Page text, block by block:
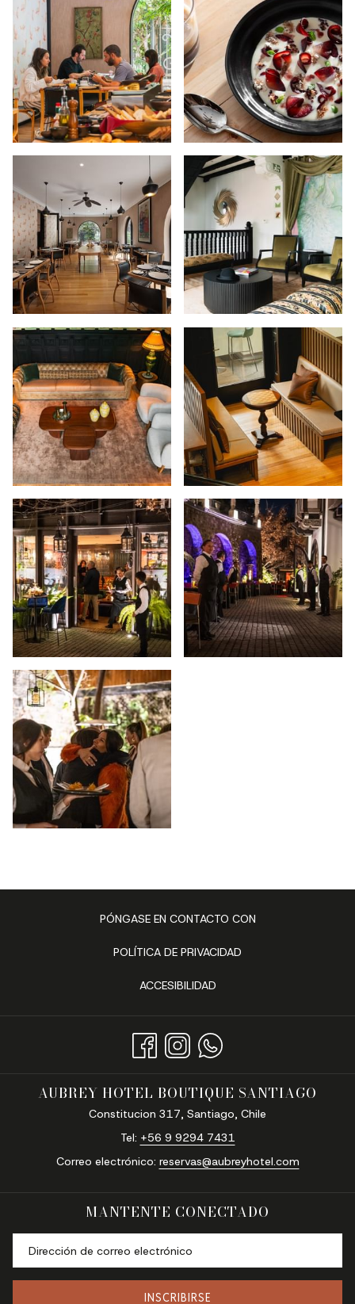
PÓNGASE EN CONTACTO CON
POLÍTICA DE PRIVACIDAD
ACCESIBILIDAD
AUBREY HOTEL BOUTIQUE SANTIAGO
Constitucion 317, Santiago, Chile
Tel: ‪+56 9 9294 7431‬
Correo electrónico: reservas@aubreyhotel.com
MANTENTE CONECTADO
INSCRIBIRSE